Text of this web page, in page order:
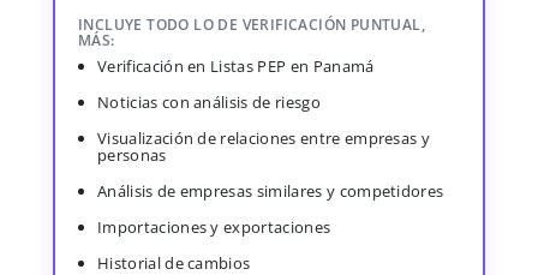
INCLUYE TODO LO DE VERIFICACIÓN PUNTUAL,
MÁS:
Verificación en Listas PEP en Panamá
Noticias con análisis de riesgo
Visualización de relaciones entre empresas y
personas
Análisis de empresas similares y competidores
Importaciones y exportaciones
Historial de cambios